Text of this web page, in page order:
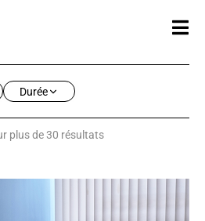
Durée
plus de 30 résultats